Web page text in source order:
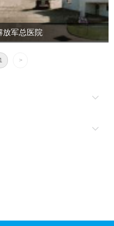
放军总医院
1 >